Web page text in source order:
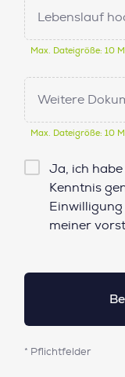
Lebenslauf
Max. Dateigröße: 10
Weitere
Max. Dateigröße: 10
Checkbox
Datenschutz*
Ja, ich habe
Kenntnis
meiner
* Pflichtfelder